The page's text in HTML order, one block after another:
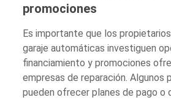
promociones
Es importante que los
garaje automáticas investiguen
financiamiento y promociones
empresas de reparación. Algunos
pueden ofrecer planes de pago o